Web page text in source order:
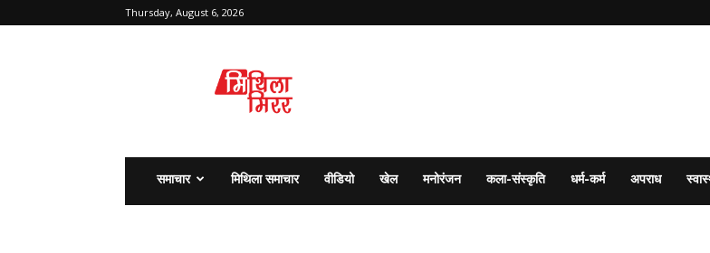
Thursday, August 6, 2026
समाचार मिथिला समाचार वीडियो खेल मनोरंजन कला-संस्कृति धर्म-कर्म अपराध